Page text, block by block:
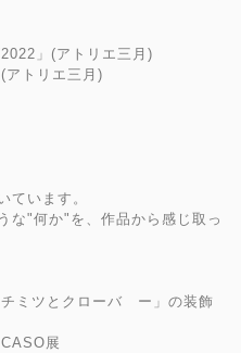
」(アトリエ三月)
アトリエ三月)
ています。
な"何か"を、作品から感じ取っ
ミツとクローバ ー」の装飾
展